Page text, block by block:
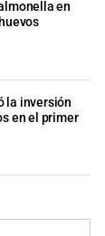
en
la inversión
en el primer